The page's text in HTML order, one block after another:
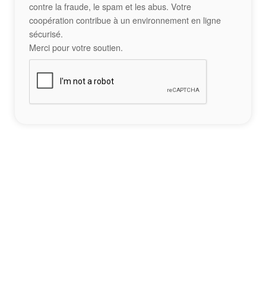
contre la fraude, le spam et les abus. Votre
coopération contribue à un environnement en ligne
sécurisé.
Merci pour votre soutien.